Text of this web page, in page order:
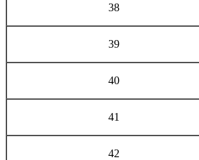
38
39
40
41
42